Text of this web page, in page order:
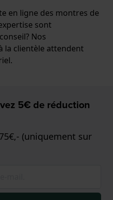
en ligne des montres de
sont
Nos
la clientèle attendent
5€ de réduction
(uniquement sur